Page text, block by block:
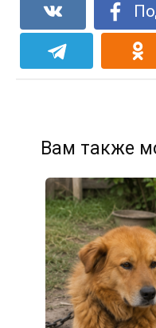
Вам также